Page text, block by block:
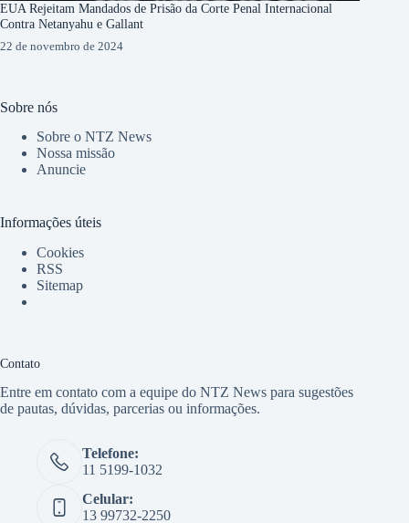
EUA Rejeitam Mandados de Prisão da Corte Penal Internacional
Contra Netanyahu e Gallant
22 de novembro de 2024
Sobre nós
Sobre o NTZ News
Nossa missão
Anuncie
Informações úteis
Cookies
RSS
Sitemap
Contato
Entre em contato com a equipe do NTZ News para sugestões
de pautas, dúvidas, parcerias ou informações.
Telefone:
11 5199-1032
Celular:
13 99732-2250